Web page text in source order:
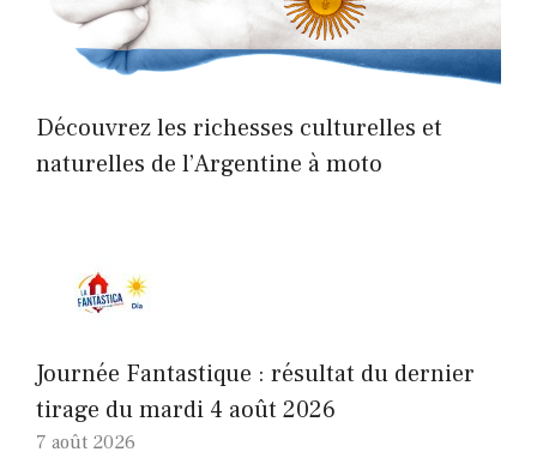
Découvrez les richesses culturelles et
naturelles de l’Argentine à moto
Journée Fantastique : résultat du dernier
tirage du mardi 4 août 2026
7 août 2026